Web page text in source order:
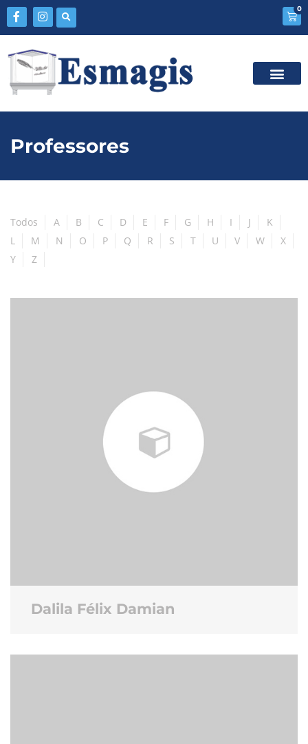
0
Professores
Todos A B C D E F G H I J
K
L
M N O P Q R S T U V W
X
Y
Z
Dalila Félix Damian